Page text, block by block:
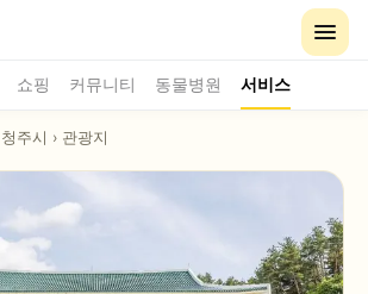
쇼핑 커뮤니티 동물병원 서비스
청주시 › 관광지